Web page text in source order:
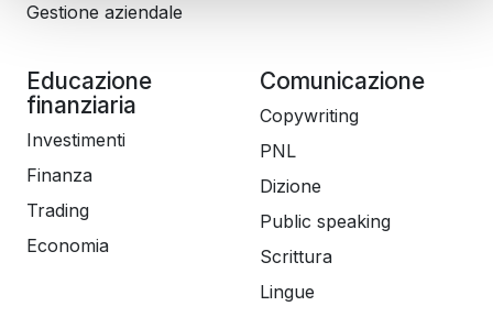
Gestione aziendale
Educazione
finanziaria
Investimenti
Finanza
Trading
Economia
Comunicazione
Copywriting
PNL
Dizione
Public speaking
Scrittura
Lingue